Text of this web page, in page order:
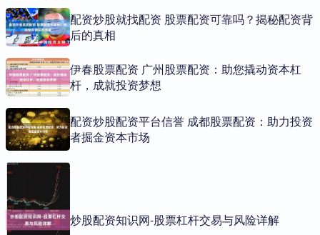
配资炒股就找配资 股票配资可靠吗？揭秘配资背
后的真相
伊春股票配资 广州股票配资：助您撬动资本杠
杆，成就投资梦想
配资炒股配资平台信誉 成都股票配资：助力投资
者掘金资本市场
炒股配资知识网-股票杠杆交易与风险详解